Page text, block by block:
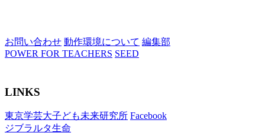
お問い合わせ 動作環境について 編集部
POWER FOR TEACHERS SEED
LINKS
東京学芸大子ども未来研究所 Facebook
ジブラルタ生命